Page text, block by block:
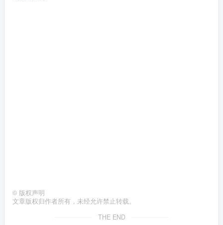
© 版权声明
文章版权归作者所有，未经允许禁止转载。
THE END